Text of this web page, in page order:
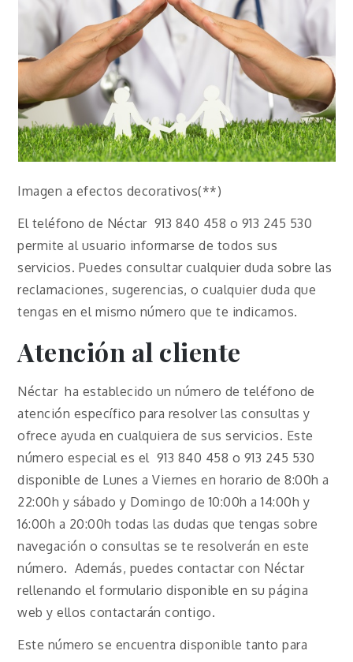
Imagen a efectos decorativos(**)
El teléfono de Néctar 913 840 458 o 913 245 530
permite al usuario informarse de todos sus
servicios. Puedes consultar cualquier duda sobre las
reclamaciones, sugerencias, o cualquier duda que
tengas en el mismo número que te indicamos.
Atención al cliente
Néctar ha establecido un número de teléfono de
atención específico para resolver las consultas y
ofrece ayuda en cualquiera de sus servicios. Este
número especial es el 913 840 458 o 913 245 530
disponible de Lunes a Viernes en horario de 8:00h a
22:00h y sábado y Domingo de 10:00h a 14:00h y
16:00h a 20:00h todas las dudas que tengas sobre
navegación o consultas se te resolverán en este
número. Además, puedes contactar con Néctar
rellenando el formulario disponible en su página
web y ellos contactarán contigo.
Este número se encuentra disponible tanto para